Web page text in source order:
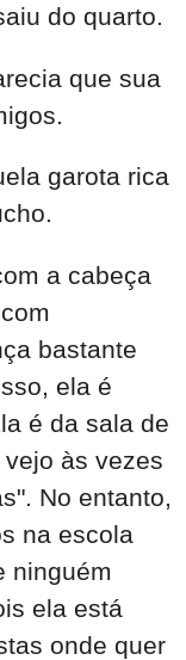
do quarto.
que sua
garota rica
a cabeça
bastante
ela é
é da sala de
às vezes
No entanto,
na escola
ninguém
ela está
onde quer